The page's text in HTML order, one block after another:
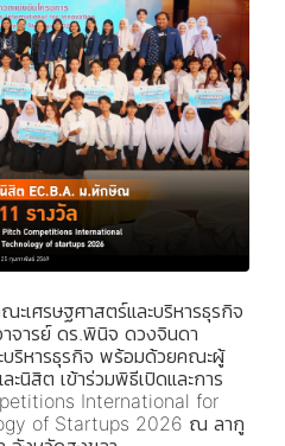
เศรษฐศาสตร์และบริหารธุรกิจ
จารย์ ดร.พินิจ ดวงจินดา
ริหารธุรกิจ พร้อมด้วยคณะผู้
นิสิต เข้าร่วมพิธีเปิดและการ
International for
of Startups 2026 ณ ลากู